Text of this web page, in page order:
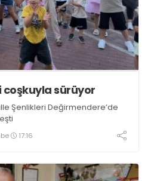
sürüyor
Şenlikleri Değirmendere’de
17:16